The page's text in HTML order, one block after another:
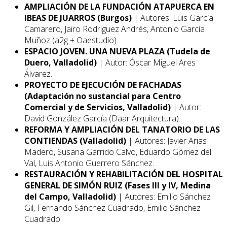
AMPLIACIÓN DE LA FUNDACIÓN ATAPUERCA EN
IBEAS DE JUARROS (Burgos) | Autores: Luis García
Camarero, Jairo Rodriguez Andrés, Antonio García
Muñoz (a2g + Oaestudio).
ESPACIO JOVEN. UNA NUEVA PLAZA (Tudela de
Duero, Valladolid) | Autor: Óscar Miguel Ares
Álvarez.
PROYECTO DE EJECUCIÓN DE FACHADAS
(Adaptación no sustancial para Centro
Comercial y de Servicios, Valladolid) | Autor:
David González García (Daar Arquitectura).
REFORMA Y AMPLIACIÓN DEL TANATORIO DE LAS
CONTIENDAS (Valladolid) | Autores: Javier Arias
Madero, Susana Garrido Calvo, Eduardo Gómez del
Val, Luis Antonio Guerrero Sánchez.
RESTAURACIÓN Y REHABILITACIÓN DEL HOSPITAL
GENERAL DE SIMÓN RUIZ (Fases III y IV, Medina
del Campo, Valladolid) | Autores: Emilio Sánchez
Gil, Fernando Sánchez Cuadrado, Emilio Sánchez
Cuadrado.